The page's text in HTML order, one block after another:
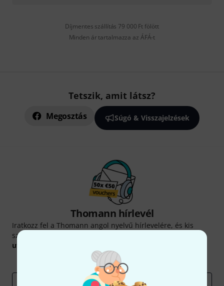
Díjmentes szállítás 79 000 Ft fölött
Minden ár tartalmazza az ÁFÁ-t
Tetszik, amit látsz?
Megosztás Súgó & Visszajelzések
Thomann hírlevél
Iratkozz fel a Thomann angol nyelvű hírlevelére, és kis
szerencsével megnyerheted a
utalvány
Inspiráló gondolatok